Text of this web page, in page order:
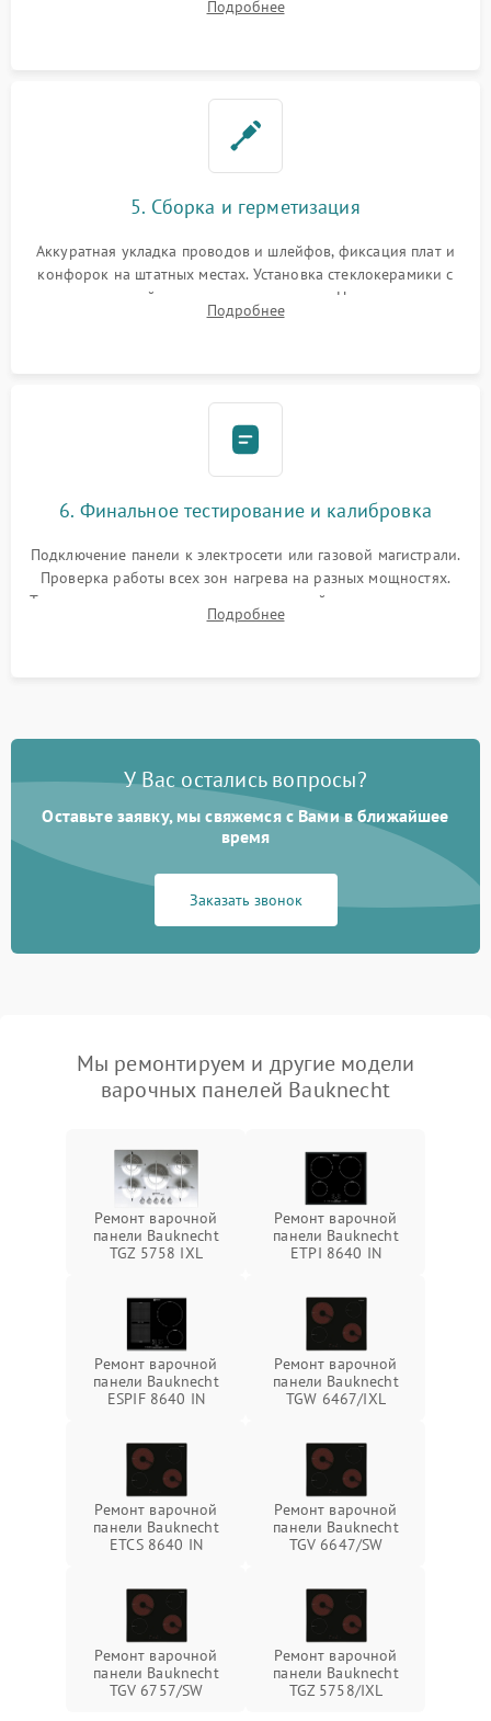
дорожек. Очистка контактов и замена поврежденной
Подробнее
5. Сборка и герметизация
Аккуратная укладка проводов и шлейфов, фиксация плат и
конфорок на штатных местах. Установка стеклокерамики с
проверкой равномерности зазоров. Нанесение
термостойкого герметика или укладка уплотнительной
Подробнее
6. Финальное тестирование и калибровка
Подключение панели к электросети или газовой магистрали.
Проверка работы всех зон нагрева на разных мощностях.
Тестирование сенсорного управления, таймера, индикаторов
остаточного тепла и систем защиты от перегрева.
Подробнее
У Вас остались вопросы?
Оставьте заявку, мы свяжемся с Вами в ближайшее
время
Заказать звонок
Мы ремонтируем и другие модели
варочных панелей Bauknecht
Ремонт варочной
панели Bauknecht
TGZ 5758 IXL
Ремонт варочной
панели Bauknecht
ETPI 8640 IN
Ремонт варочной
панели Bauknecht
ESPIF 8640 IN
Ремонт варочной
панели Bauknecht
TGW 6467/IXL
Ремонт варочной
панели Bauknecht
ETCS 8640 IN
Ремонт варочной
панели Bauknecht
TGV 6647/SW
Ремонт варочной
панели Bauknecht
TGV 6757/SW
Ремонт варочной
панели Bauknecht
TGZ 5758/IXL